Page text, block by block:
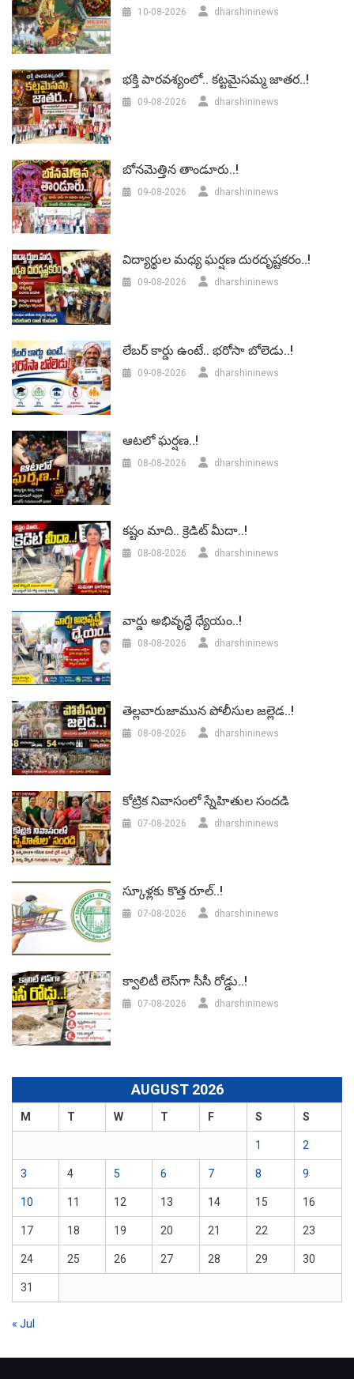
10-08-2026 dharshininews
భక్తి పారవశ్యంలో.. కట్టమైసమ్మ జాతర..!
09-08-2026 dharshininews
బోనమెత్తిన తాండూరు..!
09-08-2026 dharshininews
విద్యార్థుల మధ్య ఘర్షణ దురదృష్టకరం..!
09-08-2026 dharshininews
లేబర్‌ కార్డు ఉంటే.. భరోసా బోలెడు..!
09-08-2026 dharshininews
ఆటలో ఘర్షణ..!
08-08-2026 dharshininews
కష్టం మాది.. క్రెడిట్ మీదా..!
08-08-2026 dharshininews
వార్డు అభివృద్ధే ధ్యేయం..!
08-08-2026 dharshininews
తెల్లవారుజామున పోలీసుల జల్లెడ..!
08-08-2026 dharshininews
కోట్రిక నివాసంలో స్నేహితుల సందడి
07-08-2026 dharshininews
స్కూళ్లకు కొత్త రూల్..!
07-08-2026 dharshininews
క్వాలిటీ లెస్‌గా సీసీ రోడ్డు..!
07-08-2026 dharshininews
AUGUST 2026
M T W T F S S
1 2
3 4 5 6 7 8 9
10 11 12 13 14 15 16
17 18 19 20 21 22 23
24 25 26 27 28 29 30
31
« Jul